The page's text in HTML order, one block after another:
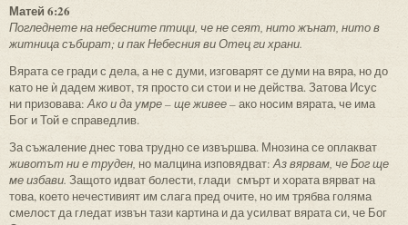
Матей 6:26
Погледнете на небесните птици, че не сеят, нито жънат, нито в
житница събират; и пак Небесния ви Отец ги храни.
Вярата се гради с дела, а не с думи, изговарят се думи на вяра, но до
като не ѝ дадем живот, тя просто си стои и не действа. Затова Исус
ни призовава:Ако и да умре – ще живее– ако носим вярата, че има
Бог и Той е справедлив.
За съжаление днес това трудно се извършва. Мнозина се оплакват
животът ни е труден, но малцина изповядват:Аз вярвам, че Бог ще
ме избави. Защото идват болести, глади смърт и хората вярват на
това, което нечестивият им слага пред очите, но им трябва голяма
смелост да гледат извън тази картина и да усилват вярата си, че Бог